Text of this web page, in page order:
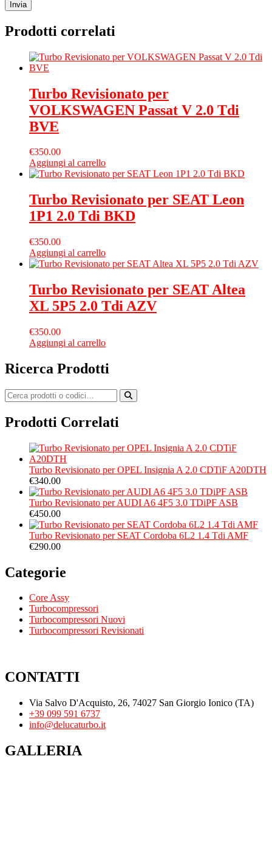
Prodotti correlati
Turbo Revisionato per
VOLKSWAGEN Passat V 2.0 Tdi
BVE
€350.00
Aggiungi al carrello
Turbo Revisionato per SEAT Leon
1P1 2.0 Tdi BKD
€350.00
Aggiungi al carrello
Turbo Revisionato per SEAT Altea
XL 5P5 2.0 Tdi AZV
€350.00
Aggiungi al carrello
Ricerca Prodotti
Prodotti Correlati
Turbo Revisionato per OPEL Insignia A 2.0 CDTiF A20DTH
€340.00
Turbo Revisionato per AUDI A6 4F5 3.0 TDiPF ASB
€450.00
Turbo Revisionato per SEAT Cordoba 6L2 1.4 Tdi AMF
€290.00
Categorie
Core Assy
Turbocompressori
Turbocompressori Nuovi
Turbocompressori Revisionati
CONTATTI
Via Salvo D'Acquisto, 26, 74027 San Giorgio Ionico (TA)
+39 099 591 6737
info@delucaturbo.it
GALLERIA